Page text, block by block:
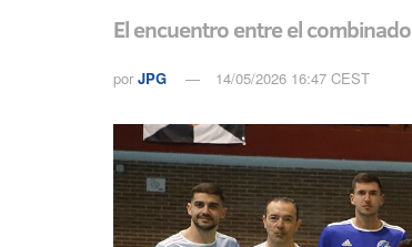
El encuentro entre el
por JPG 14/05/2026 16:47 CEST